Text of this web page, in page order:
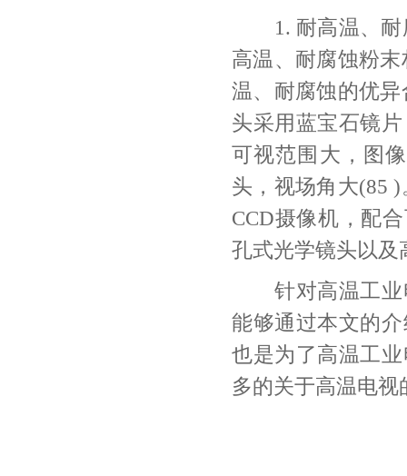
1. 耐高温、耐
高温、耐腐蚀粉
温、耐腐蚀的优
头采用蓝宝石镜
可视范围大，图
头，视场角大(85
CCD摄像机，配
孔式光学镜头以及
针对高温工业
能够通过本文的
也是为了高温工
多的关于高温电